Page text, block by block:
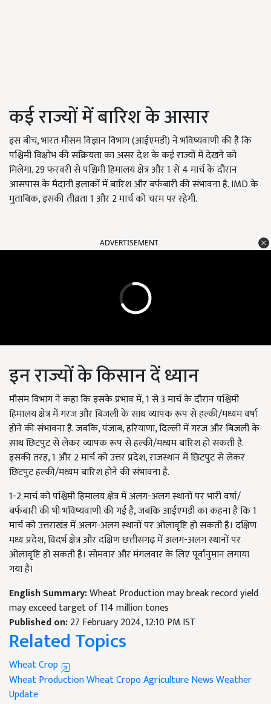
कई राज्यों में बारिश के आसार
इस बीच, भारत मौसम विज्ञान विभाग (आईएमडी) ने भविष्यवाणी की है कि
पश्चिमी विक्षोभ की सक्रियता का असर देश के कई राज्यों में देखने को
मिलेगा. 29 फरवरी से पश्चिमी हिमालय क्षेत्र और 1 से 4 मार्च के दौरान
आसपास के मैदानी इलाकों में बारिश और बर्फबारी की संभावना है. IMD के
मुताबिक, इसकी तीव्रता 1 और 2 मार्च को चरम पर रहेगी.
ADVERTISEMENT
इन राज्यों के किसान दें ध्यान
मौसम विभाग ने कहा कि इसके प्रभाव में, 1 से 3 मार्च के दौरान पश्चिमी
हिमालय क्षेत्र में गरज और बिजली के साथ व्यापक रूप से हल्की/मध्यम वर्षा
होने की संभावना है. जबकि, पंजाब, हरियाणा, दिल्ली में गरज और बिजली के
साथ छिटपुट से लेकर व्यापक रूप से हल्की/मध्यम बारिश हो सकती है.
इसकी तरह, 1 और 2 मार्च को उत्तर प्रदेश, राजस्थान में छिटपुट से लेकर
छिटपुट हल्की/मध्यम बारिश होने की संभावना है.
1-2 मार्च को पश्चिमी हिमालय क्षेत्र में अलग-अलग स्थानों पर भारी वर्षा/
बर्फबारी की भी भविष्यवाणी की गई है, जबकि आईएमडी का कहना है कि 1
मार्च को उत्तराखंड में अलग-अलग स्थानों पर ओलावृष्टि हो सकती है। दक्षिण
मध्य प्रदेश, विदर्भ क्षेत्र और दक्षिण छत्तीसगढ़ में अलग-अलग स्थानों पर
ओलावृष्टि हो सकती है। सोमवार और मंगलवार के लिए पूर्वानुमान लगाया
गया है।
English Summary:Wheat Production may break record yield
may exceed target of 114 million tones
Published on:27 February 2024, 12:10 PM IST
Related Topics
Wheat Crop
Wheat ProductionWheat CropoAgriculture NewsWeather
Update